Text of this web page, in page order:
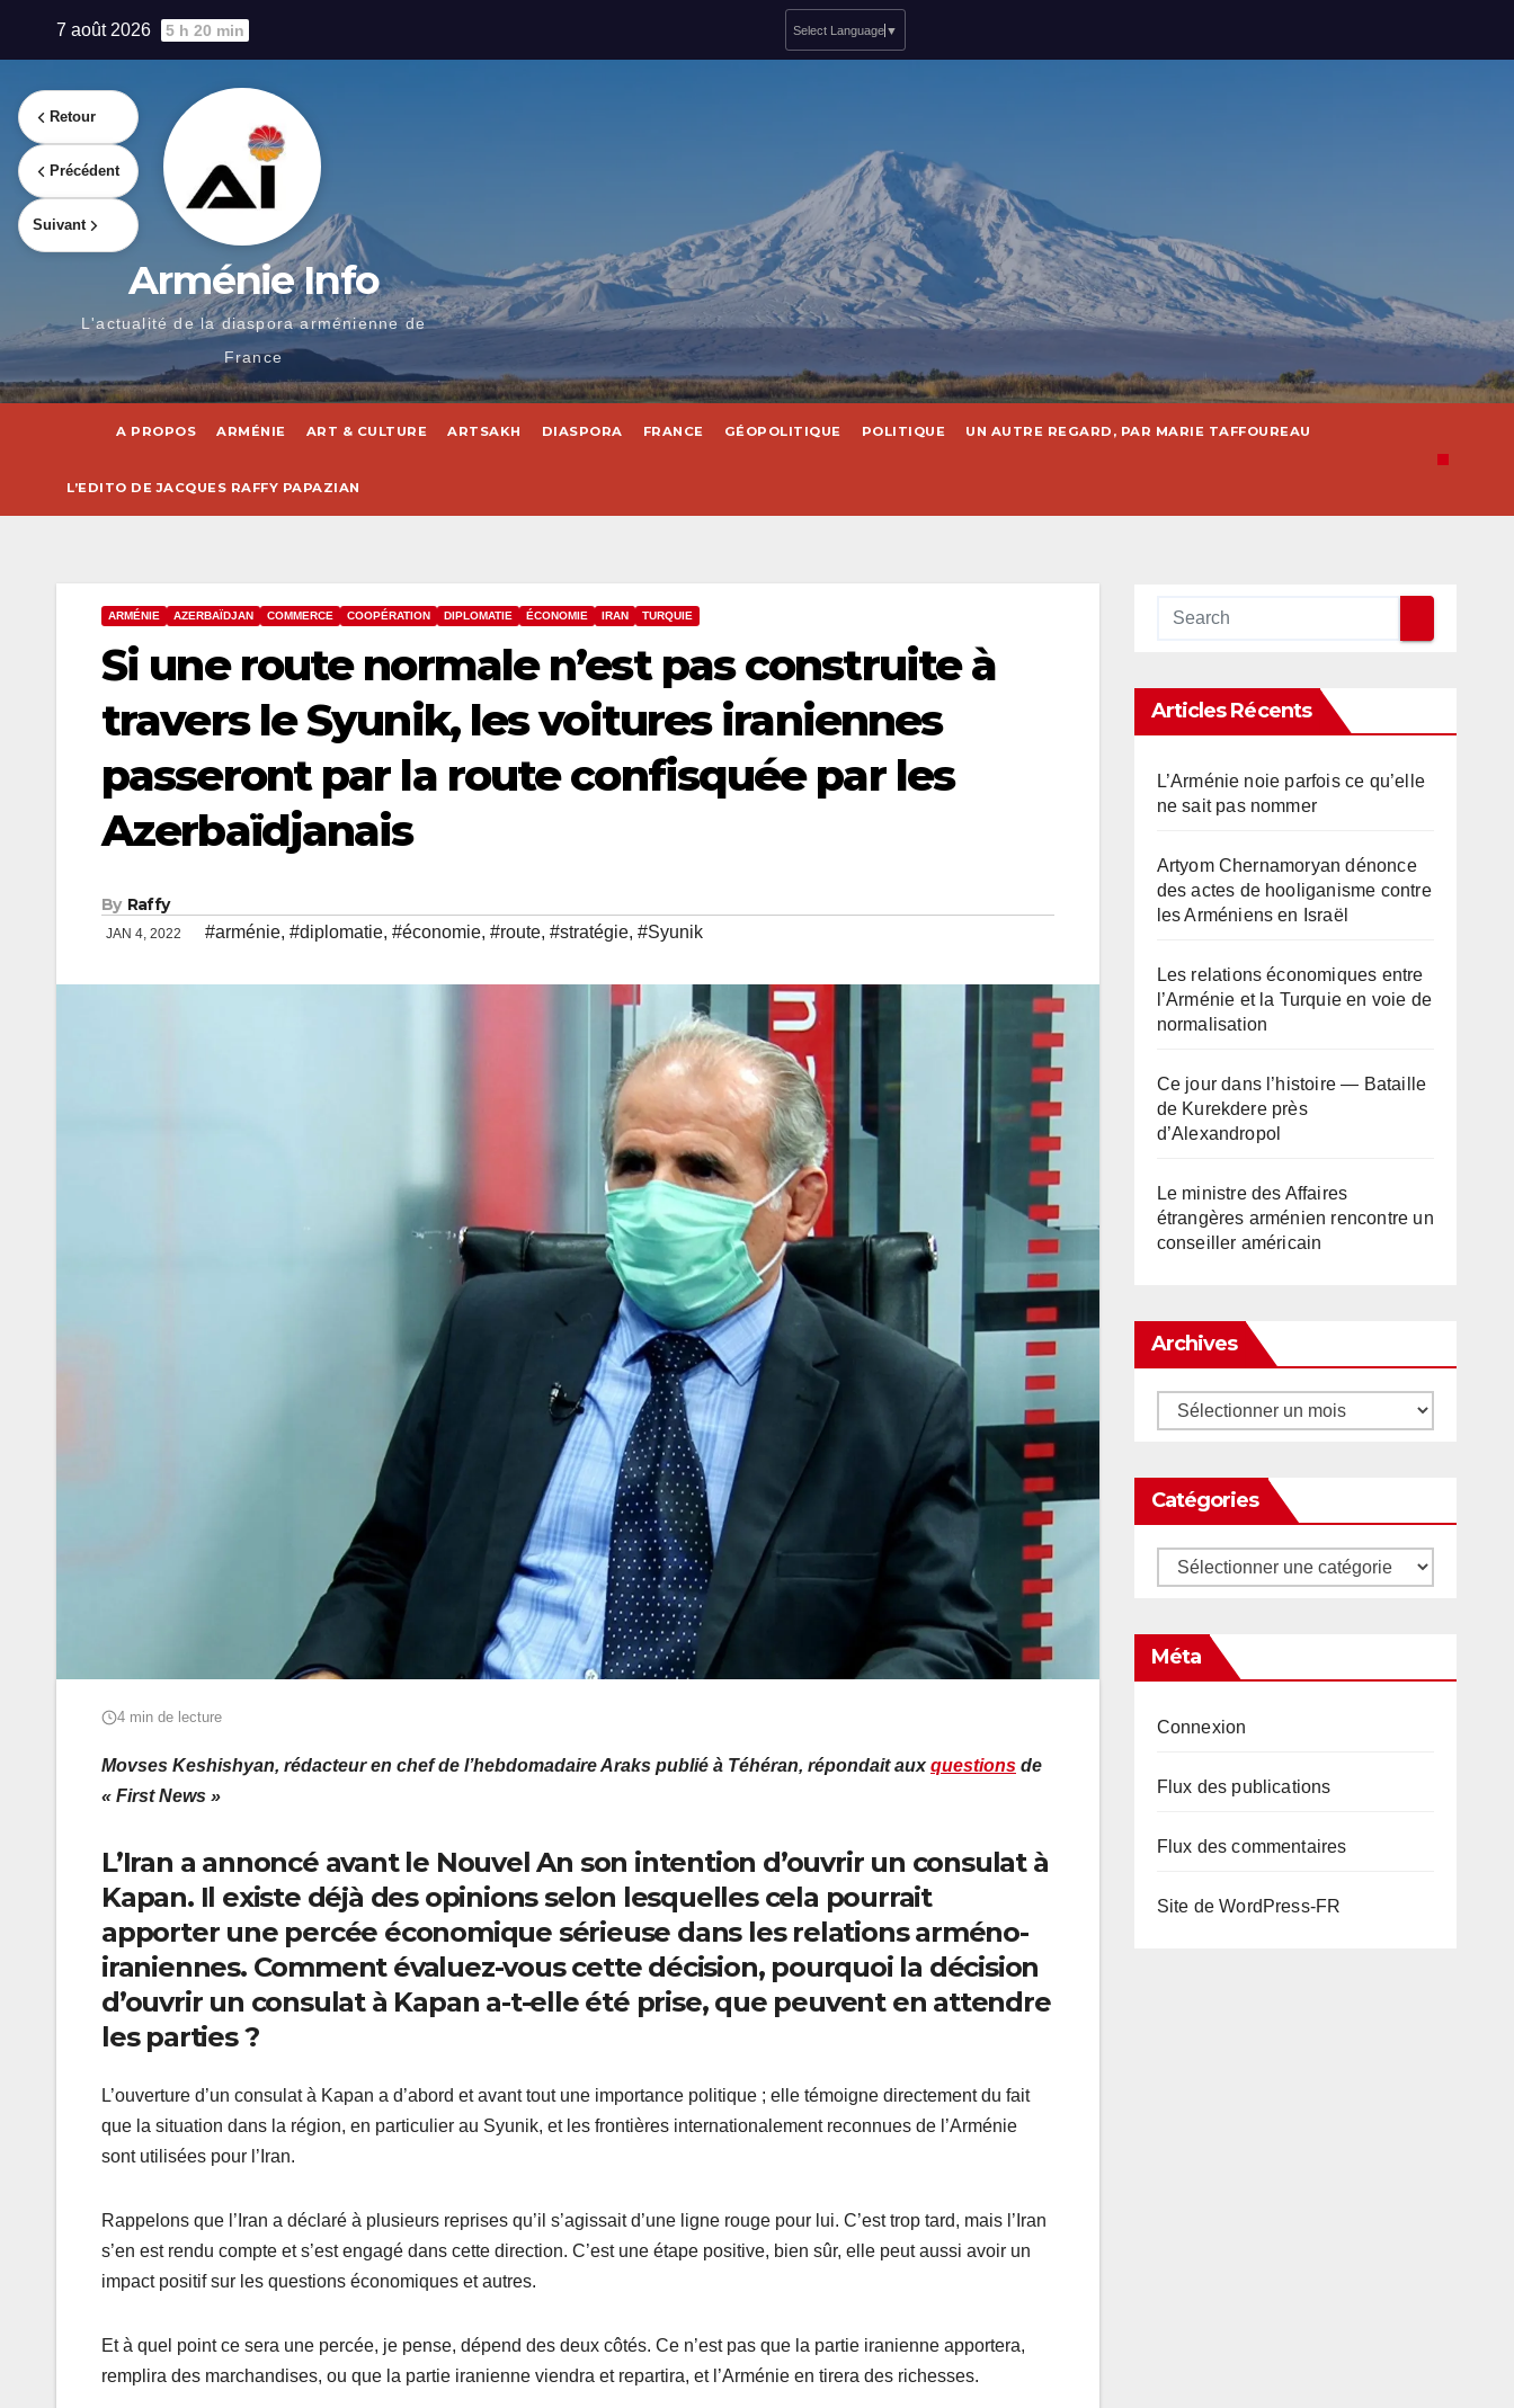
7 août 2026 5 h 20 min Select Language ▼
Arménie Info
L'actualité de la diaspora arménienne de
France
A PROPOS ARMÉNIE ART & CULTURE ARTSAKH DIASPORA FRANCE GÉOPOLITIQUE POLITIQUE UN AUTRE REGARD, PAR MARIE TAFFOUREAU
L’EDITO DE JACQUES RAFFY PAPAZIAN
ARMÉNIE AZERBAÏDJAN COMMERCE COOPÉRATION DIPLOMATIE ÉCONOMIE IRAN TURQUIE
Si une route normale n’est pas construite à
travers le Syunik, les voitures iraniennes
passeront par la route confisquée par les
Azerbaïdjanais
By Raffy
JAN 4, 2022 #arménie, #diplomatie, #économie, #route, #stratégie, #Syunik
4 min de lecture
Movses Keshishyan, rédacteur en chef de l’hebdomadaire Araks publié à Téhéran, répondait auxquestions de
« First News »
L’Iran a annoncé avant le Nouvel An son intention d’ouvrir un consulat à
Kapan. Il existe déjà des opinions selon lesquelles cela pourrait
apporter une percée économique sérieuse dans les relations arméno-
iraniennes. Comment évaluez-vous cette décision, pourquoi la décision
d’ouvrir un consulat à Kapan a-t-elle été prise, que peuvent en attendre
les parties ?
L’ouverture d’un consulat à Kapan a d’abord et avant tout une importance politique ; elle témoigne directement du fait
que la situation dans la région, en particulier au Syunik, et les frontières internationalement reconnues de l’Arménie
sont utilisées pour l’Iran.
Rappelons que l’Iran a déclaré à plusieurs reprises qu’il s’agissait d’une ligne rouge pour lui. C’est trop tard, mais l’Iran
s’en est rendu compte et s’est engagé dans cette direction. C’est une étape positive, bien sûr, elle peut aussi avoir un
impact positif sur les questions économiques et autres.
Et à quel point ce sera une percée, je pense, dépend des deux côtés. Ce n’est pas que la partie iranienne apportera,
remplira des marchandises, ou que la partie iranienne viendra et repartira, et l’Arménie en tirera des richesses.
Articles Récents
L’Arménie noie parfois ce qu’elle
ne sait pas nommer
Artyom Chernamoryan dénonce
des actes de hooliganisme contre
les Arméniens en Israël
Les relations économiques entre
l’Arménie et la Turquie en voie de
normalisation
Ce jour dans l’histoire — Bataille
de Kurekdere près
d’Alexandropol
Le ministre des Affaires
étrangères arménien rencontre un
conseiller américain
Archives
Archives
Catégories
Catégories
Méta
Connexion
Flux des publications
Flux des commentaires
Site de WordPress-FR
Retour
Précédent
Suivant